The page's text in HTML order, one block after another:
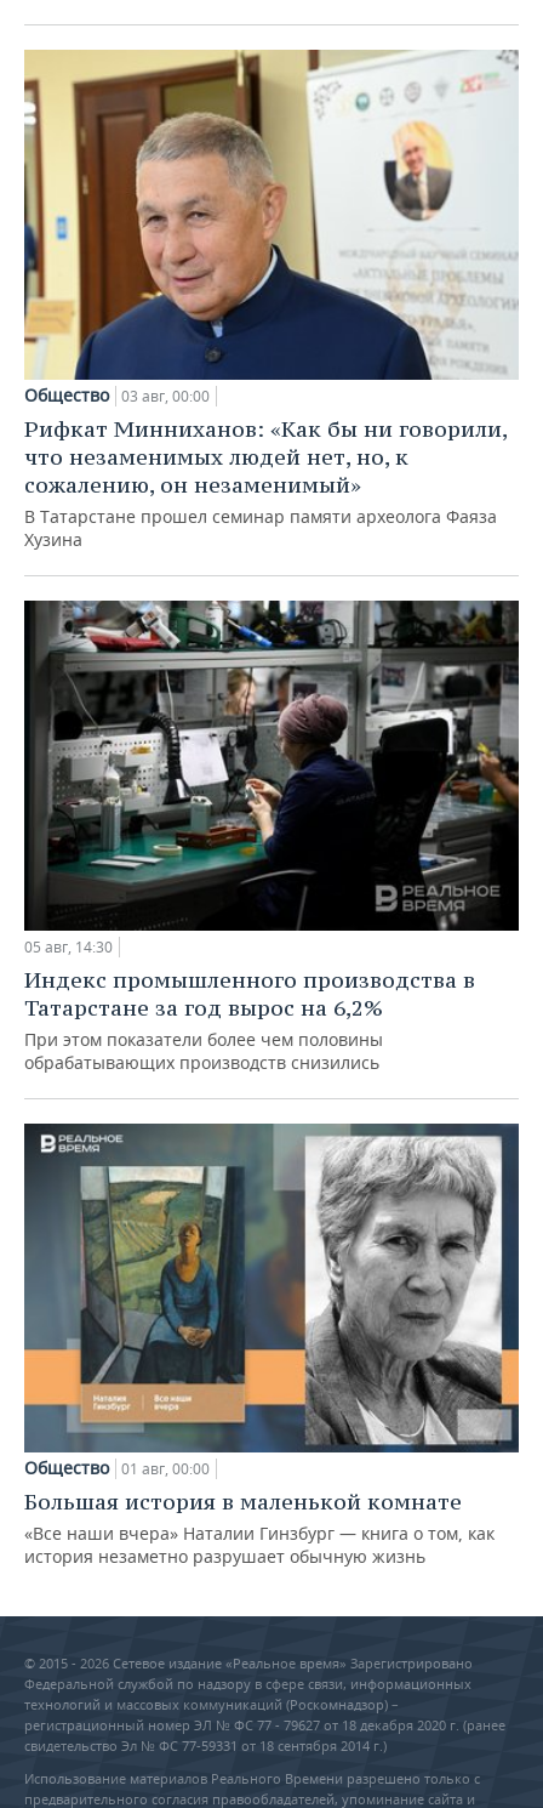
Общество 03 авг, 00:00
Рифкат Минниханов: «Как бы ни говорили,
что незаменимых людей нет, но, к
сожалению, он незаменимый»
В Татарстане прошел семинар памяти археолога Фаяза
Хузина
05 авг, 14:30
Индекс промышленного производства в
Татарстане за год вырос на 6,2%
При этом показатели более чем половины
обрабатывающих производств снизились
Общество 01 авг, 00:00
Большая история в маленькой комнате
«Все наши вчера» Наталии Гинзбург — книга о том, как
история незаметно разрушает обычную жизнь
© 2015 - 2026 Сетевое издание «Реальное время» Зарегистрировано
Федеральной службой по надзору в сфере связи, информационных
технологий и массовых коммуникаций (Роскомнадзор) –
регистрационный номер ЭЛ № ФС 77 - 79627 от 18 декабря 2020 г. (ранее
свидетельство Эл № ФС 77-59331 от 18 сентября 2014 г.)
Использование материалов Реального Времени разрешено только с
предварительного согласия правообладателей, упоминание сайта и